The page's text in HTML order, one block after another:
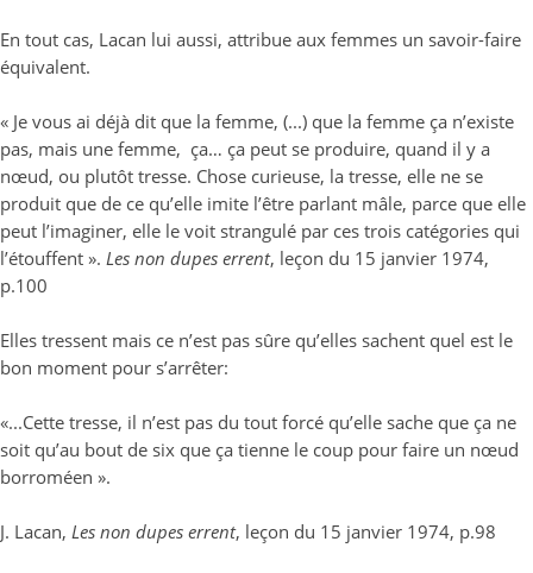
En tout cas, Lacan lui aussi, attribue aux femmes un savoir-faire
équivalent.
« Je vous ai déjà dit que la femme, (...) que la femme ça n’existe
pas, mais une femme, ça… ça peut se produire, quand il y a
nœud, ou plutôt tresse. Chose curieuse, la tresse, elle ne se
produit que de ce qu’elle imite l’être parlant mâle, parce que elle
peut l’imaginer, elle le voit strangulé par ces trois catégories qui
l’étouffent ». Les non dupes errent, leçon du 15 janvier 1974,
p.100
Elles tressent mais ce n’est pas sûre qu’elles sachent quel est le
bon moment pour s’arrêter:
«...Cette tresse, il n’est pas du tout forcé qu’elle sache que ça ne
soit qu’au bout de six que ça tienne le coup pour faire un nœud
borroméen ».
J. Lacan, Les non dupes errent, leçon du 15 janvier 1974, p.98